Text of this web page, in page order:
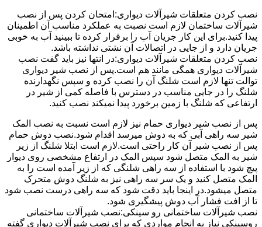
نصب کردن متعلقات شیرآلات دیواری:امتحان کردن پس از نصب
شیرآلات ساختمان لازم است نصبت به عملکرد مناسب آن اطمینان
پیدا کنید.برای این کار جریان آب را برقرار کرده تا ببینید آب به خوبی
جریان دارد و از جایی در اتصالات آن نشتی نداشته باشد.
نصب کردن متعلقات شیرآلات دیواری:در انتها نیز باید گفت نصب
شیرآلات دیواری همگی مانند هم است.پس از نصب شیر دیواری
توالت تنها لازم است شلنگ آن را نصب کرده و سپس نگهدارنده
شلنگ را در جایی مناسب در دسترس با فاصله کمی از شیر در
ارتفاعی که شلنگ با زمین برخورد پیدا نمیکند نصب کنید.
پس از نصب شیر دیواری حمام نیز لازم است نسبت به نصب المک
شیر سه راهی آبی که به دوش میرسد اقدام شود.نصب دوش حمام
پس از نصب شیر آن کار راحتی است.لازم است ابتلا شلنگ از زیر
شیر به المک متصل شود سپس المک در ارتفاع مشخصی روی دیوار
پیچ شود با استفاده از سه راهی شلنگی که از زیر آمده است را به
المک متصل کنید و یک سر سه راهی نیز به شلنگ دوش متحرک
متصل میشود.در اینجا باید دقت شود که سه راهی درست نصب شود
تا از افت فشار آب دوش پیشگیری شود.
نصب شیرآلات ساختمانی رو سینکی:نصب شیرآلات ساختمانی
روسینکی نیاز به انجام مواردی که برای نصب شیرآلات دیواری گفته